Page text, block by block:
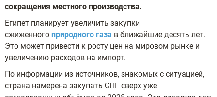
сокращения местного производства.
Египет планирует увеличить закупки
сжиженного природного газа в ближайшие десять лет.
Это может привести к росту цен на мировом рынке и
увеличению расходов на импорт.
По информации из источников, знакомых с ситуацией,
страна намерена закупать СПГ сверх уже